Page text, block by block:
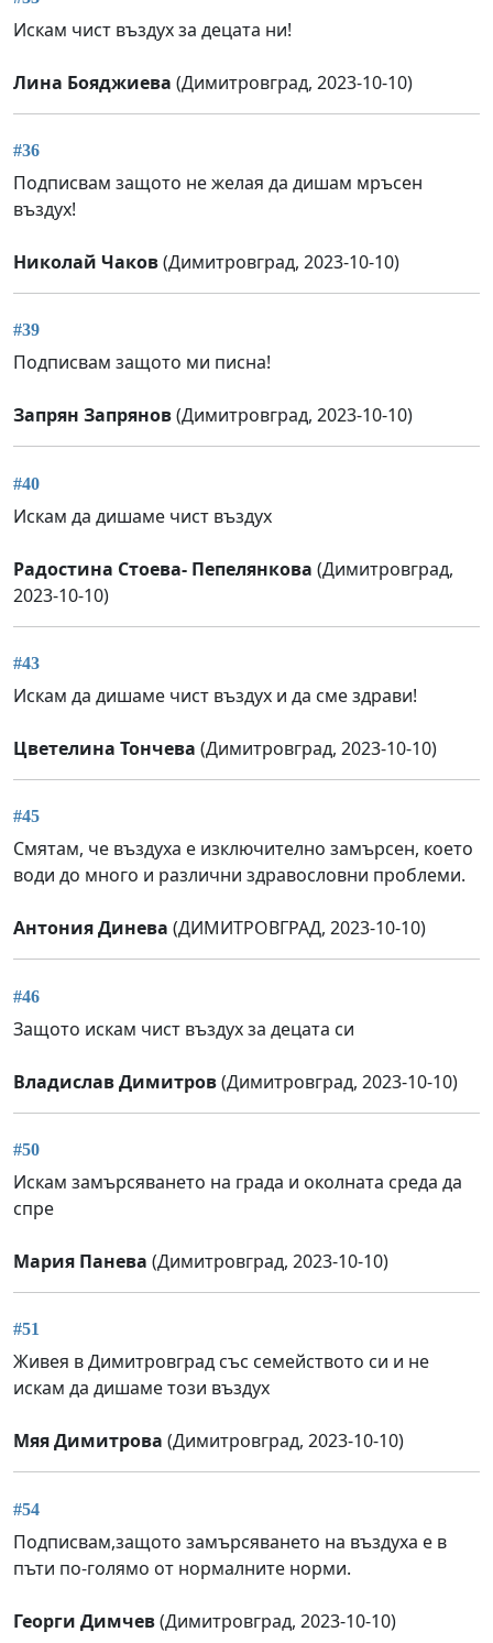
Искам чист въздух за децата ни!
Лина Бояджиева (Димитровград, 2023-10-10)
#36
Подписвам защото не желая да дишам мръсен
въздух!
Николай Чаков(Димитровград, 2023-10-10)
#39
Подписвам защото ми писна!
Запрян Запрянов(Димитровград, 2023-10-10)
#40
Искам да дишаме чист въздух
Радостина Стоева- Пепелянкова (Димитровград,
2023-10-10)
#43
Искам да дишаме чист въздух и да сме здрави!
Цветелина Тончева (Димитровград, 2023-10-10)
#45
Смятам, че въздуха е изключително замърсен, което
води до много и различни здравословни проблеми.
Антония Динева (ДИМИТРОВГРАД, 2023-10-10)
#46
Защото искам чист въздух за децата си
Владислав Димитров(Димитровград, 2023-10-10)
#50
Искам замърсяването на града и околната среда да
спре
Мария Панева (Димитровград, 2023-10-10)
#51
Живея в Димитровград със семейството си и не
искам да дишаме този въздух
Мяя Димитрова (Димитровград, 2023-10-10)
#54
Подписвам,защото замърсяването на въздуха е в
пъти по-голямо от нормалните норми.
Георги Димчев(Димитровград, 2023-10-10)